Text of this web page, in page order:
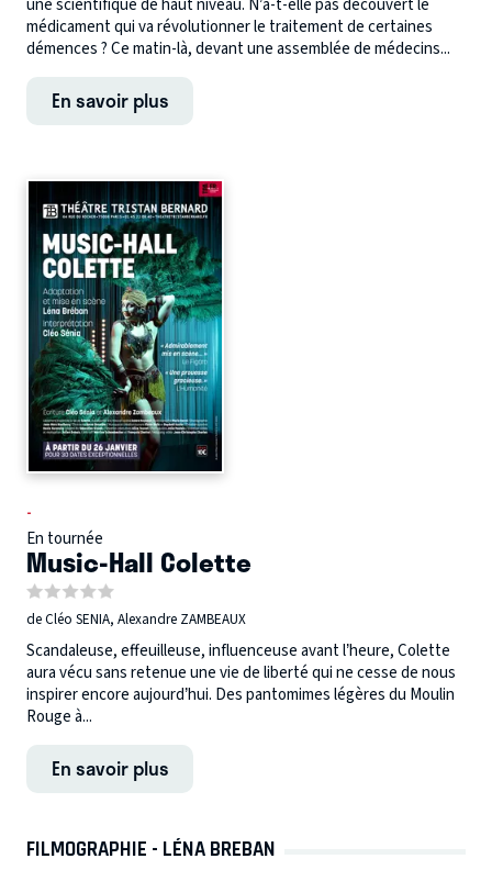
une scientifique de haut niveau. N’a-t-elle pas découvert le
médicament qui va révolutionner le traitement de certaines
démences ? Ce matin-là, devant une assemblée de médecins...
En savoir plus
-
En tournée
Music-Hall Colette
de Cléo SENIA, Alexandre ZAMBEAUX
Scandaleuse, effeuilleuse, influenceuse avant l’heure, Colette
aura vécu sans retenue une vie de liberté qui ne cesse de nous
inspirer encore aujourd’hui. Des pantomimes légères du Moulin
Rouge à...
En savoir plus
FILMOGRAPHIE - LÉNA BREBAN